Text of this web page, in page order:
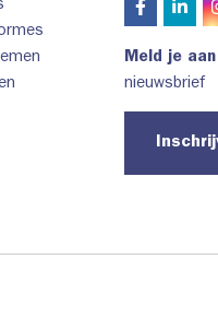
Meld je aan
nieuwsbrief